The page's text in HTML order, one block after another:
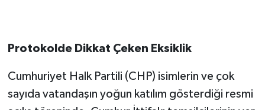
Protokolde Dikkat Çeken Eksiklik
Cumhuriyet Halk Partili (CHP) isimlerin ve çok
sayıda vatandaşın yoğun katılım gösterdiği resmi